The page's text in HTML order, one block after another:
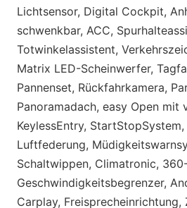
Lichtsensor, Digital Cockpit,
schwenkbar, ACC,
Totwinkelassistent,
Matrix LED-Scheinwerfer,
Pannenset, Rückfahrkamera,
Panoramadach, easy Open mit
KeylessEntry,
Luftfederung,
Schaltwippen, Climatronic,
Geschwindigkeitsbegrenzer,
Carplay, Freisprecheinrichtung,